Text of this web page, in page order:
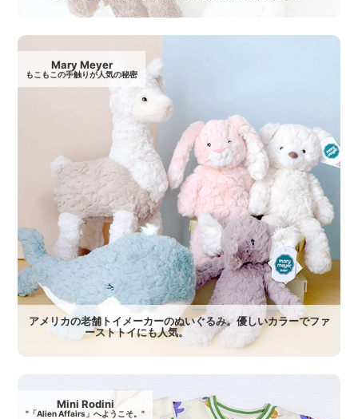
Mary Meyer
もこもこの手触りが人気の秘密
アメリカの老舗トイメーカーのぬいぐるみ。優しいカラーでファ
ーストトイにも人気。
Mini Rodini
"「Alien Affairs」へようこそ。"